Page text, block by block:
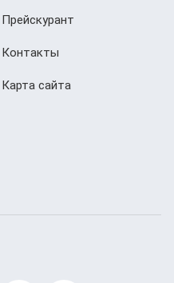
Прейскурант
Контакты
Карта сайта